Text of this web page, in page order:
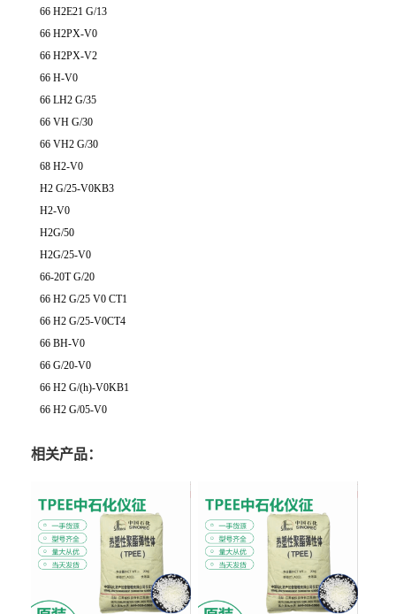
66 H2E21 G/13
66 H2PX-V0
66 H2PX-V2
66 H-V0
66 LH2 G/35
66 VH G/30
66 VH2 G/30
68 H2-V0
H2 G/25-V0KB3
H2-V0
H2G/50
H2G/25-V0
66-20T G/20
66 H2 G/25 V0 CT1
66 H2 G/25-V0CT4
66 BH-V0
66 G/20-V0
66 H2 G/(h)-V0KB1
66 H2 G/05-V0
相关产品：